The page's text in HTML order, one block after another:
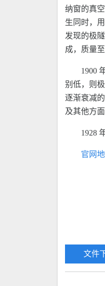
纳窗的真
生同时，
发现的极
成，质量
1900
别低，则
逐渐衰减
及其他方
1928
官网
文件